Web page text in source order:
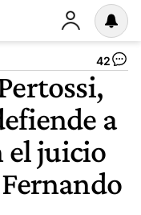
42
a
el juicio